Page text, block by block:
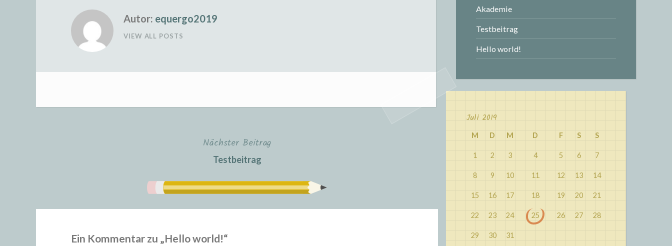
Autor: equergo2019
VIEW ALL POSTS
Nächster Beitrag
Testbeitrag
Ein Kommentar zu „Hello world!“
Akademie
Testbeitrag
Hello world!
Juli 2019
M D M D F S S
1 2 3 4 5 6 7
8 9 10 11 12 13 14
15 16 17 18 19 20 21
22 23 24 25 26 27 28
29 30 31